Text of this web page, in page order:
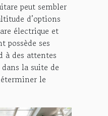
peut sembler
d’options
électrique et
possède ses
à des attentes
la suite de
le